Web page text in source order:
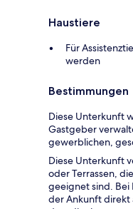
Haustiere
Für
werden
Bestimmungen
Diese Unterkunft
Gastgeber
gewerblichen,
Diese Unterkunft
oder Terrassen,
geeignet sind. Bei
der Ankunft direkt